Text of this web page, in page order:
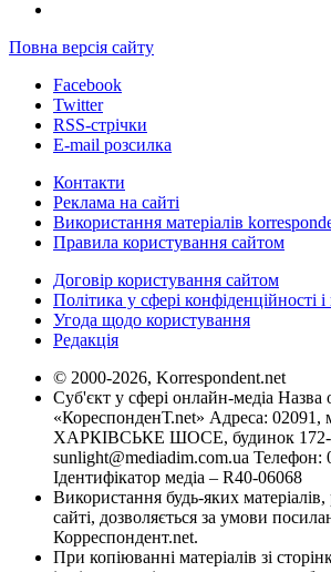
Повна версія сайту
Facebook
Twitter
RSS-стрічки
E-mail розсилка
Контакти
Реклама на сайті
Використання матеріалів
Правила користування сайтом
Договір користування сайтом
Політика у сфері конфіденційності
Угода щодо користування
Редакція
© 2000-2026, Korrespondent.net
Суб'єкт у сфері онлайн-медіа Назва
«КореспонденТ.net» Адреса: 02091,
ХАРКІВСЬКЕ ШОСЕ, будинок 172-
sunlight@mediadim.com.ua Телефон:
Ідентифікатор медіа – R40-06068
Використання будь-яких
сайті, дозволяється за умови
Корреспондент.net.
При копіюванні матеріалів зі